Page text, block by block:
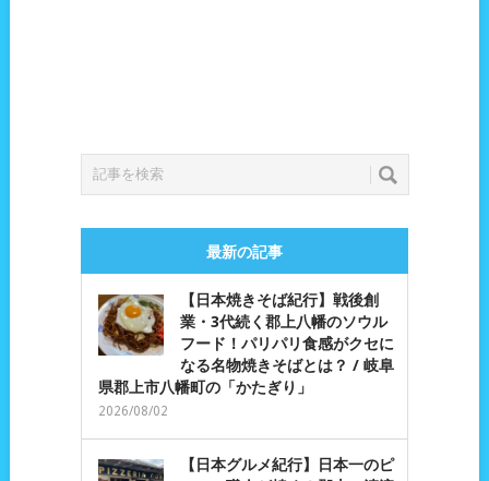
最新の記事
【日本焼きそば紀行】戦後創
業・3代続く郡上八幡のソウル
フード！パリパリ食感がクセに
なる名物焼きそばとは？ / 岐阜
県郡上市八幡町の「かたぎり」
2026/08/02
【日本グルメ紀行】日本一のピ